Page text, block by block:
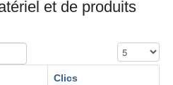
et de produits
Affichage #
Clics